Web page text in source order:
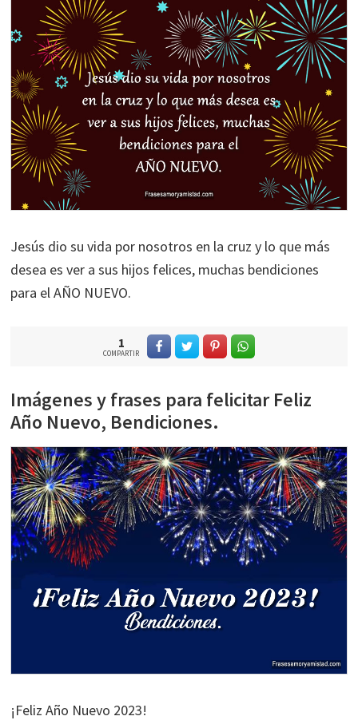
Jesús dio su vida por nosotros en la cruz y lo que más
desea es ver a sus hijos felices, muchas bendiciones
para el AÑO NUEVO.
1
COMPARTIR
Imágenes y frases para felicitar Feliz
Año Nuevo, Bendiciones.
¡Feliz Año Nuevo 2023!